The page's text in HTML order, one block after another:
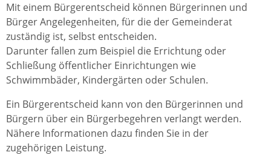
Mit einem Bürgerentscheid können Bürgerinnen und
Bürger Angelegenheiten, für die der Gemeinderat
zuständig ist, selbst entscheiden.
Darunter fallen zum Beispiel die Errichtung oder
Schließung öffentlicher Einrichtungen wie
Schwimmbäder, Kindergärten oder Schulen.
Ein Bürgerentscheid kann von den Bürgerinnen und
Bürgern über ein Bürgerbegehren verlangt werden.
Nähere Informationen dazu finden Sie in der
zugehörigen Leistung.